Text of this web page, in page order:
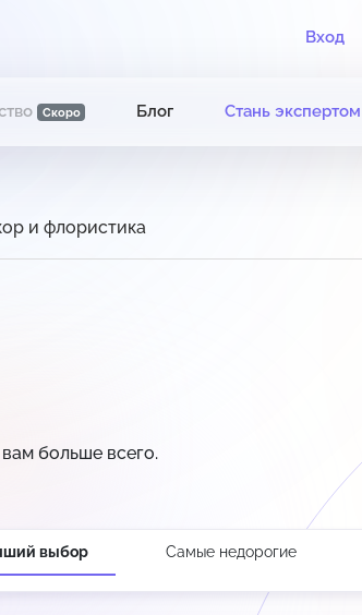
Вход
Скоро Блог Стань
и флористика
больше всего.
выбор Самые недорогие